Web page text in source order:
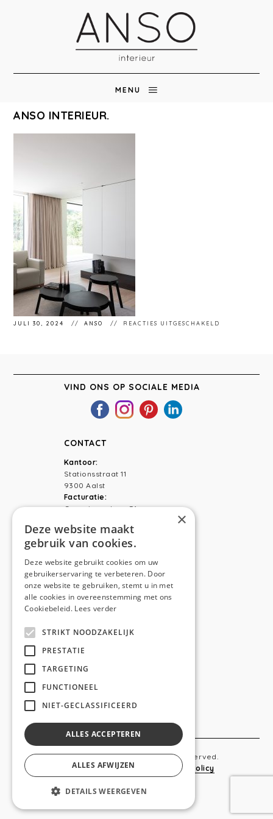
MENU
ANSO INTERIEUR.
JULI 30, 2024 ANSO REACTIES UITGESCHAKELD
VIND ONS OP SOCIALE MEDIA
CONTACT
Kantoor:
Stationsstraat 11
9300 Aalst
Facturatie:
Capucienenlaan 31
Telefoon:0473 44 56 94
NAVIGATION
Home
Diensten
Realisaties
Copyright © 2019 Anso. All rights reserved.
Sitemap-Privacy Policy Cookie Policy
webdesigned by
×
Deze website maakt
gebruik van cookies.
Deze website gebruikt cookies om uw
gebruikerservaring te verbeteren. Door
onze website te gebruiken, stemt u in met
alle cookies in overeenstemming met ons
Cookiebeleid. Lees verder
STRIKT NOODZAKELIJK
PRESTATIE
TARGETING
FUNCTIONEEL
NIET-GECLASSIFICEERD
ALLES ACCEPTEREN
ALLES AFWIJZEN
DETAILS WEERGEVEN